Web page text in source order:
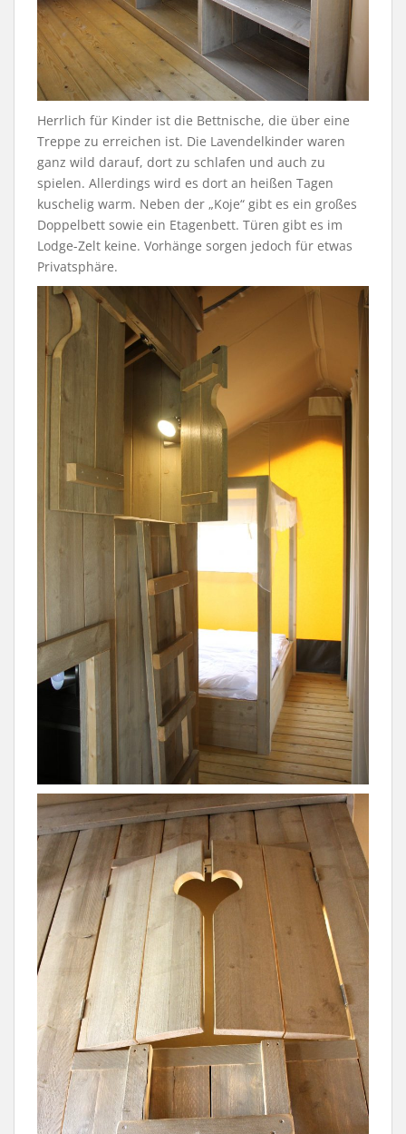
Herrlich für Kinder ist die Bettnische, die über eine
Treppe zu erreichen ist. Die Lavendelkinder waren
ganz wild darauf, dort zu schlafen und auch zu
spielen. Allerdings wird es dort an heißen Tagen
kuschelig warm. Neben der „Koje“ gibt es ein großes
Doppelbett sowie ein Etagenbett. Türen gibt es im
Lodge-Zelt keine. Vorhänge sorgen jedoch für etwas
Privatsphäre.